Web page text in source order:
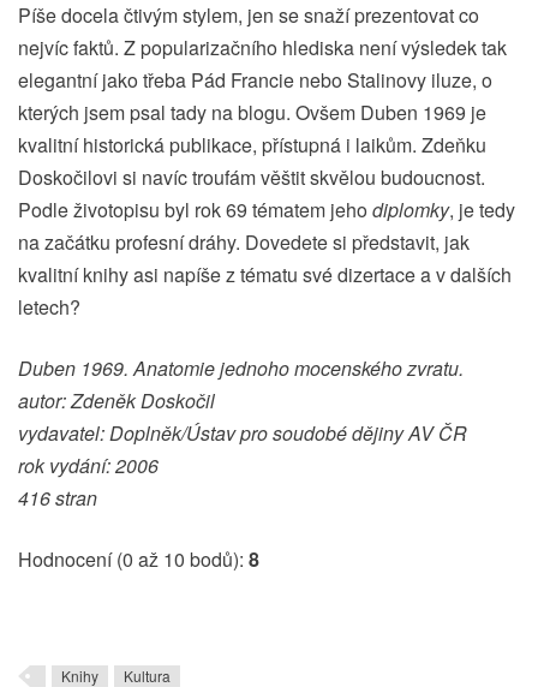
Píše docela čtivým stylem, jen se snaží prezentovat co
nejvíc faktů. Z popularizačního hlediska není výsledek tak
elegantní jako třeba Pád Francie nebo Stalinovy iluze, o
kterých jsem psal tady na blogu. Ovšem Duben 1969 je
kvalitní historická publikace, přístupná i laikům. Zdeňku
Doskočilovi si navíc troufám věštit skvělou budoucnost.
Podle životopisu byl rok 69 tématem jeho diplomky, je tedy
na začátku profesní dráhy. Dovedete si představit, jak
kvalitní knihy asi napíše z tématu své dizertace a v dalších
letech?
Duben 1969. Anatomie jednoho mocenského zvratu.
autor: Zdeněk Doskočil
vydavatel: Doplněk/Ústav pro soudobé dějiny AV ČR
rok vydání: 2006
416 stran
Hodnocení (0 až 10 bodů): 8
Knihy Kultura